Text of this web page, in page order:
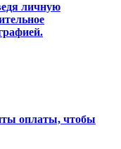
личную
оплаты, чтобы